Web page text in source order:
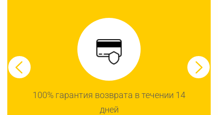
100% гарантия возврата в течении 14
дней